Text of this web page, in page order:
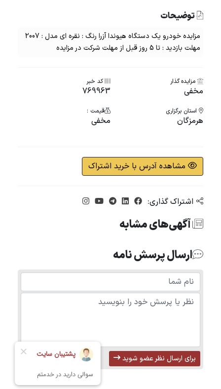
توضیحات
مزایده خودرو یک دستگاه هیوندا آزرا رنگ : نقره ای مدل : 2007
مهلت بازدید : تا 5 روز قبل از مهلت شرکت در مزایده
مزایده گذار
مخفی
کد خبر
769963
استان برگزاری
هرمزگان
قیمت :
مخفی
مشاهده آدرس با خرید اشتراک
اشتراک گذاری:
آگهی‌های مشابه
ارسال پرسش نامه
برای ارسال نظر عضو شوید